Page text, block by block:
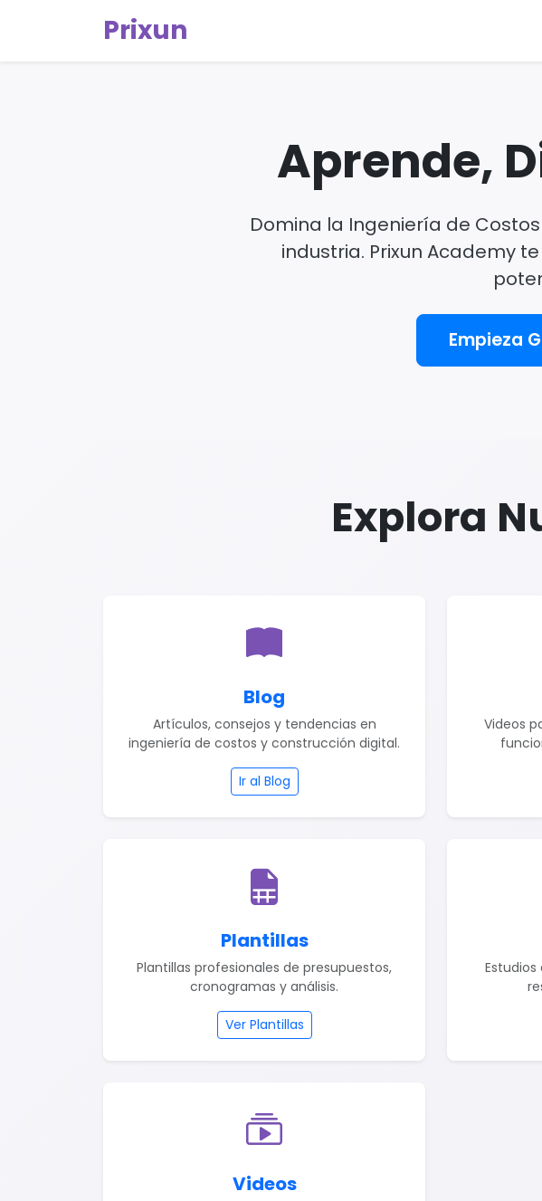
Prixun
Aprende,
Domina la Ingeniería de
industria. Prixun Academy
Empieza
Explora
Blog
Artículos, consejos y tendencias en
ingeniería de costos y construcción digital.
Ir al Blog
Videos
Plantillas
Plantillas profesionales de presupuestos,
cronogramas y análisis.
Ver Plantillas
Videos